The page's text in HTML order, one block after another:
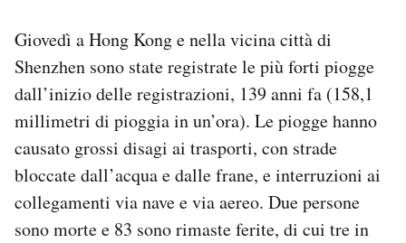
SHOP
CALENDARIO
AREA PERSONALE
Area Personale
Newsletter
Notifiche mobile
Giovedì a Hong Kong e nella vicina città di
Shenzhen sono state registrate le più forti piogge
dall’inizio delle registrazioni, 139 anni fa (158,1
millimetri di pioggia in un’ora). Le piogge hanno
causato grossi disagi ai trasporti, con strade
bloccate dall’acqua e dalle frane, e interruzioni ai
collegamenti via nave e via aereo. Due persone
sono morte e 83 sono rimaste ferite, di cui tre in